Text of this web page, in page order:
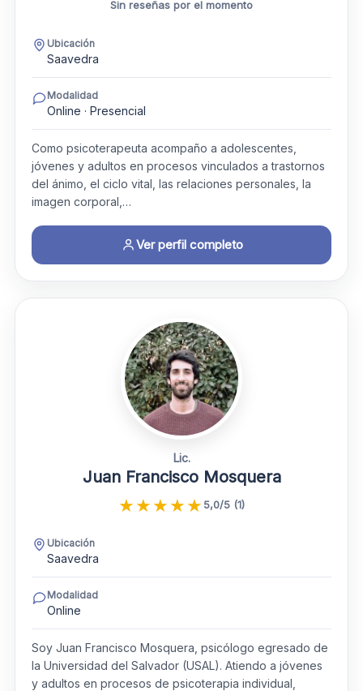
Sin reseñas por el momento
Ubicación
Saavedra
Modalidad
Online · Presencial
Como psicoterapeuta acompaño a adolescentes,
jóvenes y adultos en procesos vinculados a trastornos
del ánimo, el ciclo vital, las relaciones personales, la
imagen corporal,…
Ver perfil completo
Lic.
Juan Francisco Mosquera
★★★★★ 5,0/5 (1)
Ubicación
Saavedra
Modalidad
Online
Soy Juan Francisco Mosquera, psicólogo egresado de
la Universidad del Salvador (USAL). Atiendo a jóvenes
y adultos en procesos de psicoterapia individual,